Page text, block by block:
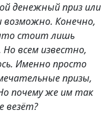
денежный приз или
возможно. Конечно,
стоит лишь
всем известно,
Именно просто
призы,
почему же им так
везёт?